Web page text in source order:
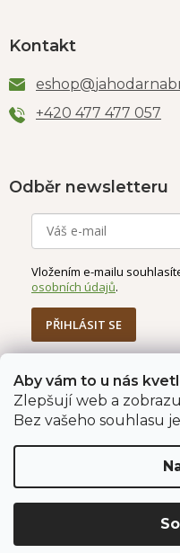
Aby vám to u nás
Zlepšují web a
Bez vašeho souhlasu
Kontakt
eshop@
+420 477 477 057
Odběr newsletteru
Vložením e-mailu
osobních údajů.
PŘIHLÁSIT SE
Jahodárna
Vytvořil
Jahodárna